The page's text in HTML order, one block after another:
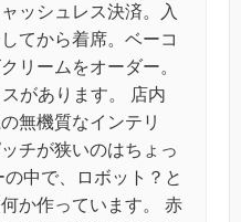
ッシュレス決済。入
てから着席。ベーコ
リームをオーダー。
があります。 店内
無機質なインテリ
チが狭いのはちょっ
中で、ロボット？と
か作っています。 赤